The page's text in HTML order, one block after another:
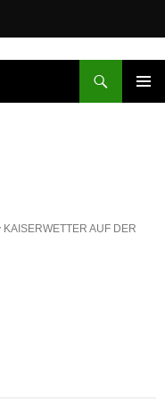
KAISERWETTER AUF DER